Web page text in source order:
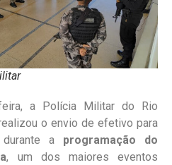
a Polícia Militar do Rio
o envio de efetivo para
a programação do
, um dos maiores eventos